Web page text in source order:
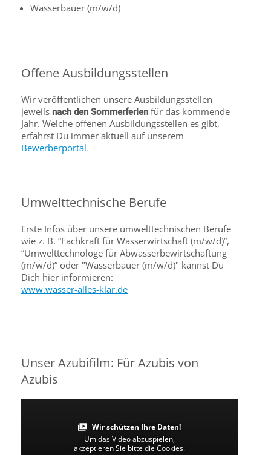
Wasserbauer (m/w/d)
Offene Ausbildungsstellen
Wir veröffentlichen unsere Ausbildungsstellen
jeweils nach den Sommerferien für das kommende
Jahr. Welche offenen Ausbildungsstellen es gibt,
erfährst Du immer aktuell auf unserem
Bewerberportal.
Umwelttechnische Berufe
Erste Infos über unsere umwelttechnischen Berufe
wie z. B. “Fachkraft für Wasserwirtschaft (m/w/d)”,
“Umwelttechnologe für Abwasserbewirtschaftung
(m/w/d)” oder "Wasserbauer (m/w/d)" kannst Du
Dich hier informieren:
www.wasser-alles-klar.de
Unser Azubifilm: Für Azubis von
Azubis
Wir schützen Ihre Daten!
Um das Video abzuspielen,
akzeptieren Sie bitte die Cookies.